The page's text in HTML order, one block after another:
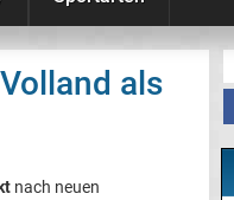
als
nach neuen